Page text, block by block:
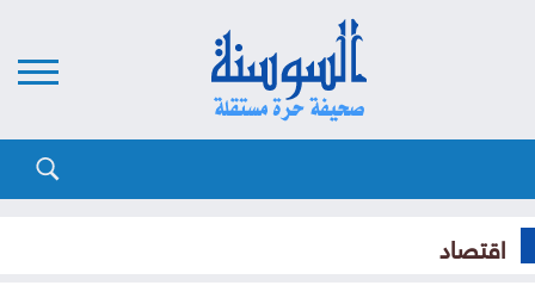
اقتصاد